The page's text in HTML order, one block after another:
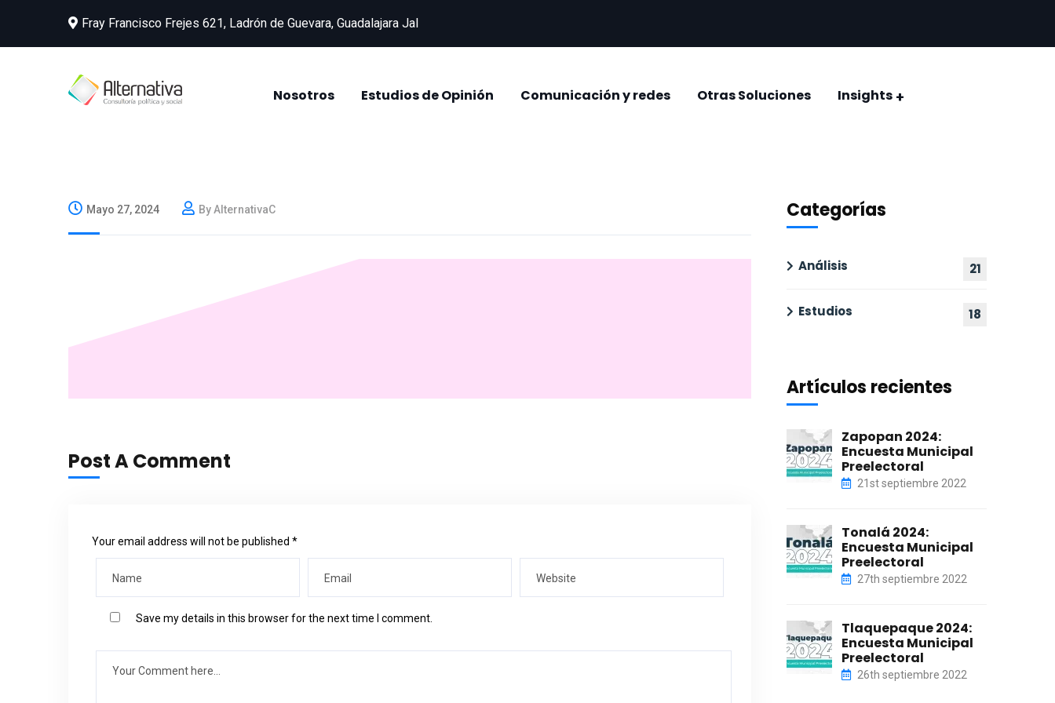
Fray Francisco Frejes 621, Ladrón de Guevara, Guadalajara Jal
Nosotros Estudios de Opinión Comunicación y redes Otras Soluciones Insights
Mayo 27, 2024 By AlternativaC
Post A Comment
Your email address will not be published *
Save my details in this browser for the next time I comment.
Categorías
Análisis 21
Estudios 18
Artículos recientes
Zapopan 2024:
Encuesta Municipal
Preelectoral
21st septiembre 2022
Tonalá 2024:
Encuesta Municipal
Preelectoral
27th septiembre 2022
Tlaquepaque 2024:
Encuesta Municipal
Preelectoral
26th septiembre 2022